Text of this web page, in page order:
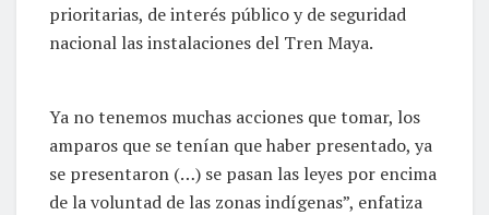
prioritarias, de interés público y de seguridad
nacional las instalaciones del Tren Maya.
Ya no tenemos muchas acciones que tomar, los
amparos que se tenían que haber presentado, ya
se presentaron (…) se pasan las leyes por encima
de la voluntad de las zonas indígenas”, enfatiza